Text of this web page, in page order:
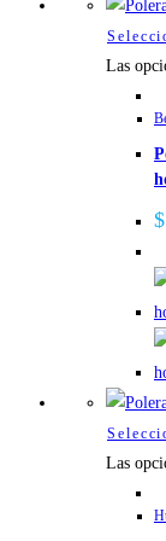
Las
$
Las